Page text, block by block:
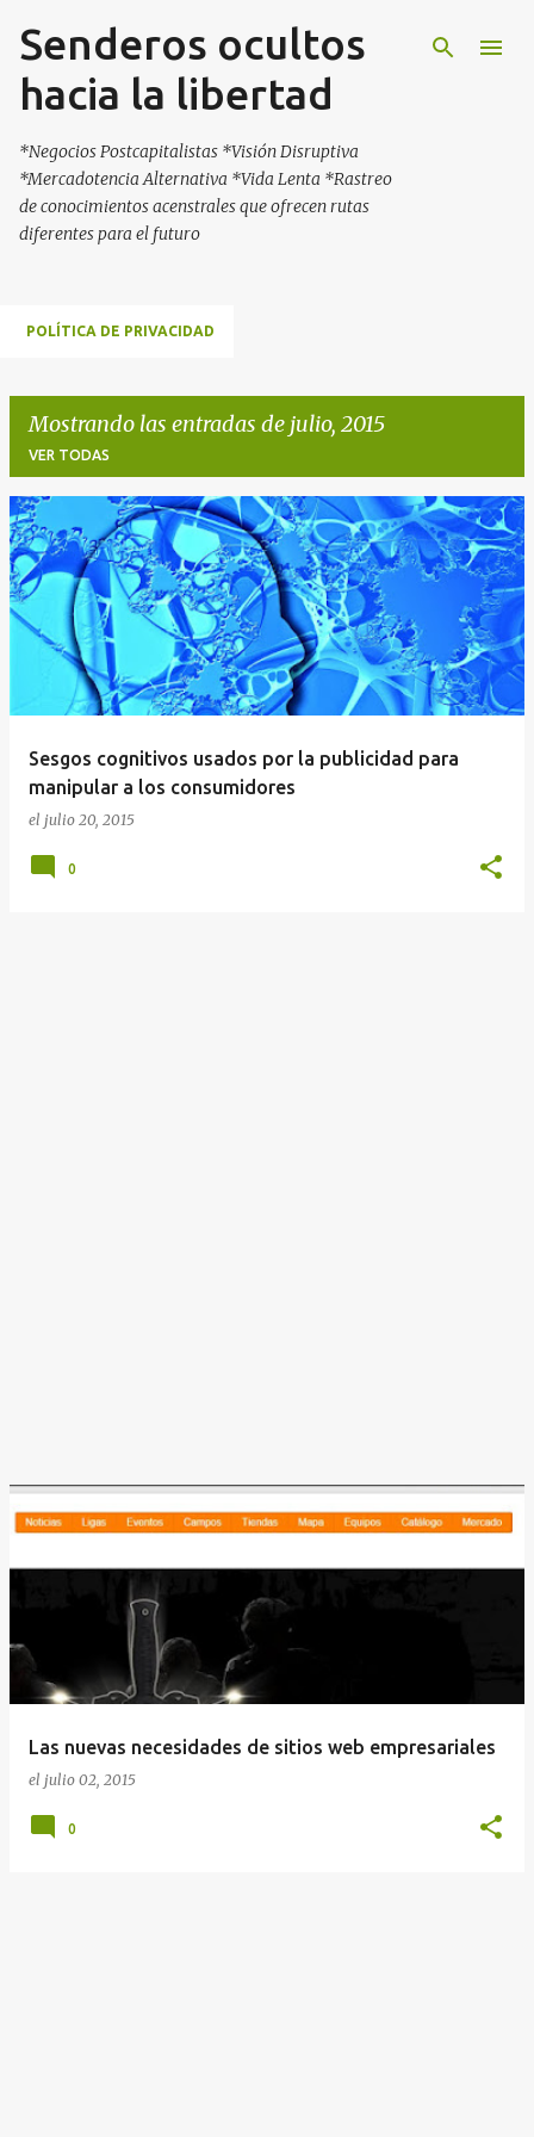
Ir al contenido principal
Senderos ocultos
hacia la libertad
*Negocios Postcapitalistas *Visión Disruptiva
*Mercadotencia Alternativa *Vida Lenta *Rastreo
de conocimientos acenstrales que ofrecen rutas
diferentes para el futuro
POLÍTICA DE PRIVACIDAD
Mostrando las entradas de julio, 2015
VER TODAS
E
n
t
Sesgos cognitivos usados por la publicidad para
manipular a los consumidores
el julio 20, 2015
0
Las nuevas necesidades de sitios web empresariales
el julio 02, 2015
0